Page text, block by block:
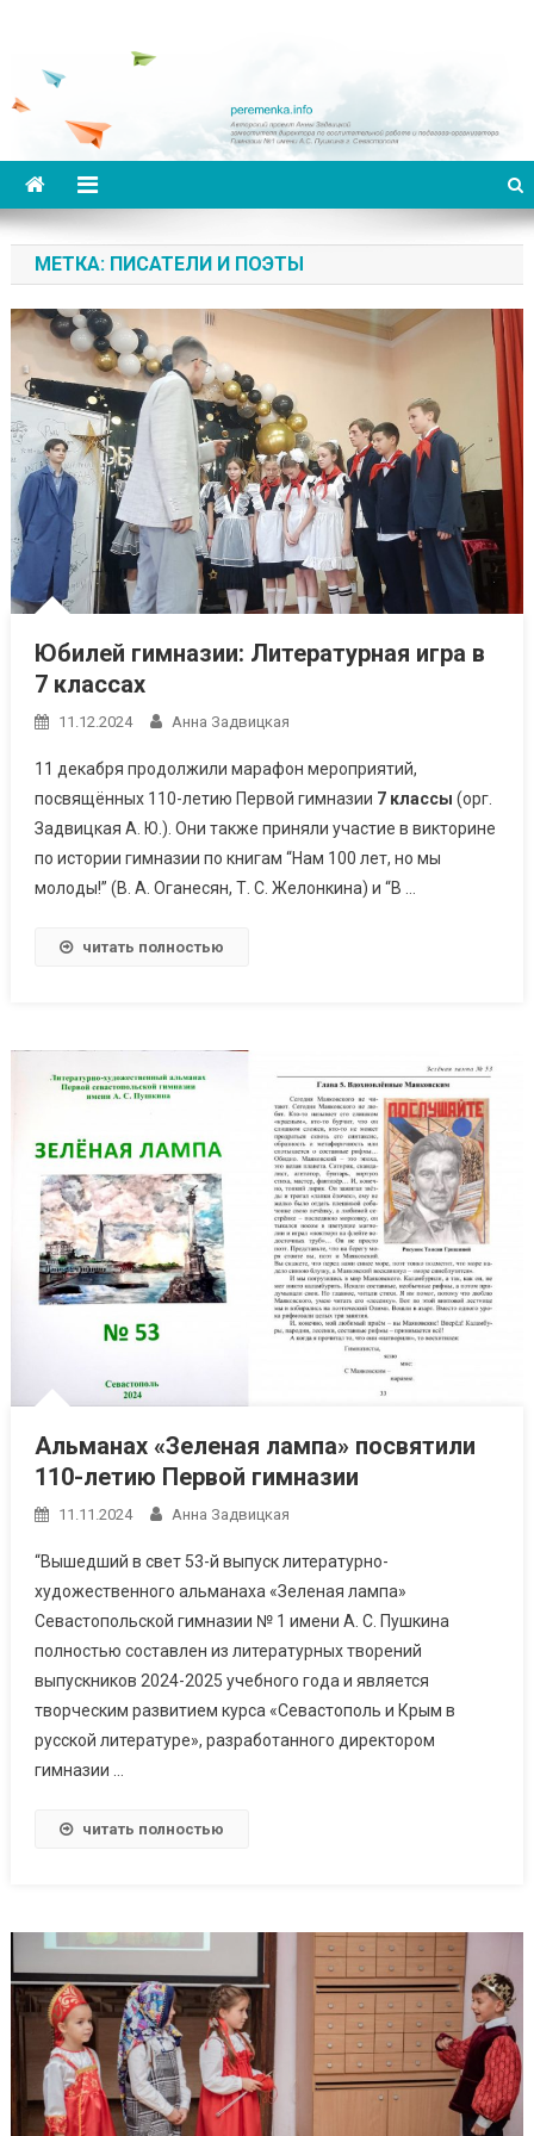
МЕТКА: ПИСАТЕЛИ И ПОЭТЫ
Юбилей гимназии: Литературная игра в
7 классах
11.12.2024 Анна Задвицкая
11 декабря продолжили марафон мероприятий,
посвящённых 110-летию Первой гимназии 7 классы (орг.
Задвицкая А. Ю.). Они также приняли участие в викторине
по истории гимназии по книгам “Нам 100 лет, но мы
молоды!” (В. А. Оганесян, Т. С. Желонкина) и “В …
читать полностью
Альманах «Зеленая лампа» посвятили
110-летию Первой гимназии
11.11.2024 Анна Задвицкая
“Вышедший в свет 53-й выпуск литературно-
художественного альманаха «Зеленая лампа»
Севастопольской гимназии № 1 имени А. С. Пушкина
полностью составлен из литературных творений
выпускников 2024-2025 учебного года и является
творческим развитием курса «Севастополь и Крым в
русской литературе», разработанного директором
гимназии …
читать полностью